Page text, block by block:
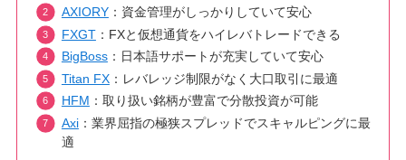
AXIORY：資金管理がしっかりしていて安心
FXGT：FXと仮想通貨をハイレバトレードできる
BigBoss：日本語サポートが充実していて安心
Titan FX：レバレッジ制限がなく大口取引に最適
HFM ：取り扱い銘柄が豊富で分散投資が可能
Axi：業界屈指の極狭スプレッドでスキャルピングに最
適